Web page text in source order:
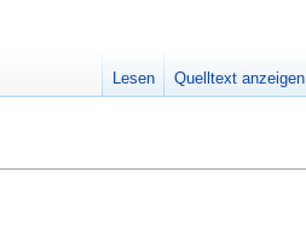
Lesen Quelltext anzeigen